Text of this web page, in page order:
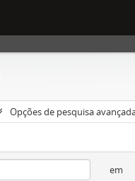
Opções de pesquisa
em